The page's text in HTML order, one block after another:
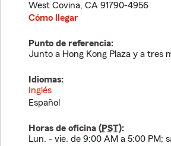
West Covina, CA 91790-4956
Cómo llegar
Punto de referencia:
Junto a Hong Kong Plaza y a tres
Idiomas:
Inglés
Español
Horas de oficina (PST):
Lun. - vie. de 9:00 AM a 5:00 PM;